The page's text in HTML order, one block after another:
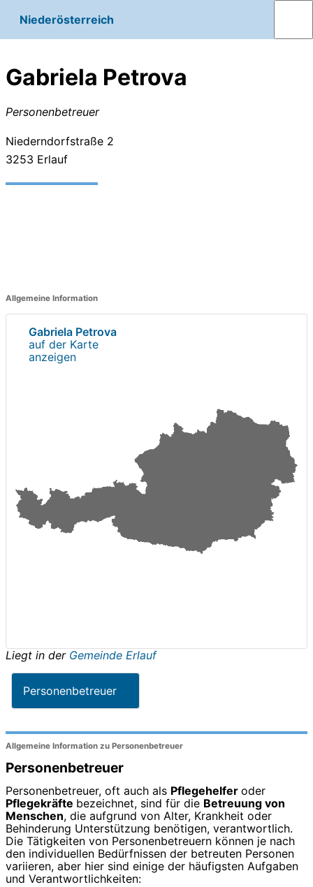
Niederösterreich
Gabriela Petrova
Personenbetreuer
Niederndorfstraße 2
3253 Erlauf
Allgemeine Information
Gabriela Petrova
auf der Karte
anzeigen
Liegt in der Gemeinde Erlauf
Personenbetreuer
Allgemeine Information zu Personenbetreuer
Personenbetreuer
Personenbetreuer, oft auch als Pflegehelfer oder
Pflegekräfte bezeichnet, sind für die Betreuung von
Menschen, die aufgrund von Alter, Krankheit oder
Behinderung Unterstützung benötigen, verantwortlich.
Die Tätigkeiten von Personenbetreuern können je nach
den individuellen Bedürfnissen der betreuten Personen
variieren, aber hier sind einige der häufigsten Aufgaben
und Verantwortlichkeiten: